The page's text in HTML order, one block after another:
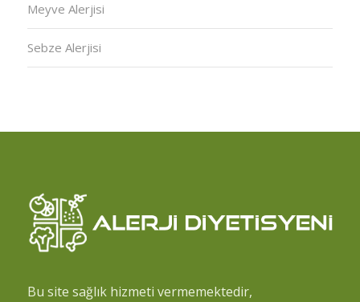
Meyve Alerjisi
Sebze Alerjisi
Bu site sağlık hizmeti vermemektedir,